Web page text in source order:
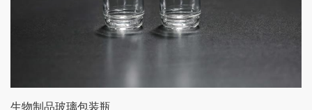
生物制品玻璃包装瓶